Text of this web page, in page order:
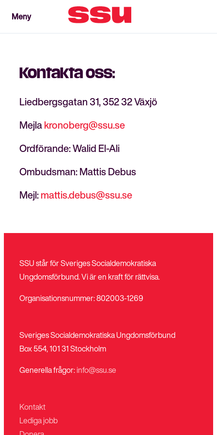
Stäng
Bli medlem
MenyMeny
Kontakta oss:
Liedbergsgatan 31, 352 32 Växjö
Mejlakronoberg@ssu.se
Ordförande:Walid El-Ali
Ombudsman: Mattis Debus
Mejl:mattis.debus@ssu.se
SSU står för Sveriges Socialdemokratiska
Ungdomsförbund. Vi är en kraft för rättvisa.
Organisationsnummer: 802003-1269
Sveriges Socialdemokratiska Ungdomsförbund
Box 554, 101 31 Stockholm
Generella frågor:info@ssu.se
Kontakt
Lediga jobb